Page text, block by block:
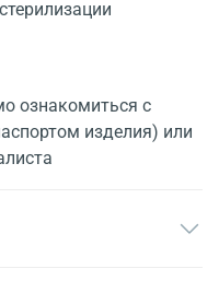
ознакомиться с
изделия) или